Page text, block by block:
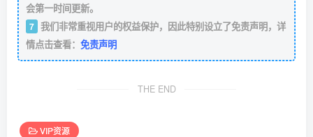
会第一时间更新。
7 我们非常重视用户的权益保护，因此特别设立了免责声明，详
情点击查看： 免责声明
THE END
VIP资源